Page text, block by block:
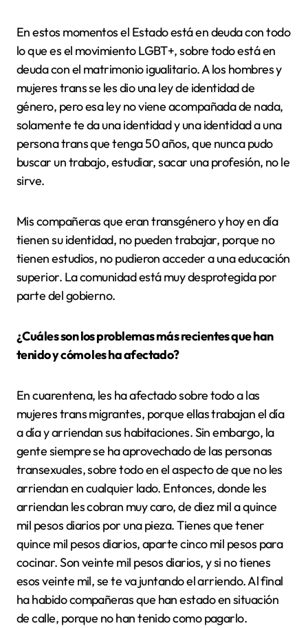
En estos momentos el Estado está en deuda con todo
lo que es el movimiento LGBT+, sobre todo está en
deuda con el matrimonio igualitario. A los hombres y
mujeres trans se les dio una ley de identidad de
género, pero esa ley no viene acompañada de nada,
solamente te da una identidad y una identidad a una
persona trans que tenga 50 años, que nunca pudo
buscar un trabajo, estudiar, sacar una profesión, no le
sirve.
Mis compañeras que eran transgénero y hoy en día
tienen su identidad, no pueden trabajar, porque no
tienen estudios, no pudieron acceder a una educación
superior. La comunidad está muy desprotegida por
parte del gobierno.
¿Cuáles son los problemas más recientes que han
tenido y cómo les ha afectado?
En cuarentena, les ha afectado sobre todo a las
mujeres trans migrantes, porque ellas trabajan el día
a día y arriendan sus habitaciones. Sin embargo, la
gente siempre se ha aprovechado de las personas
transexuales, sobre todo en el aspecto de que no les
arriendan en cualquier lado. Entonces, donde les
arriendan les cobran muy caro, de diez mil a quince
mil pesos diarios por una pieza. Tienes que tener
quince mil pesos diarios, aparte cinco mil pesos para
cocinar. Son veinte mil pesos diarios, y si no tienes
esos veinte mil, se te va juntando el arriendo. Al final
ha habido compañeras que han estado en situación
de calle, porque no han tenido como pagarlo.